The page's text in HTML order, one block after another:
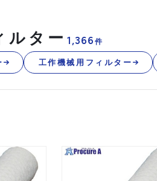
ルター 1,366 件
工作機械用フィルター